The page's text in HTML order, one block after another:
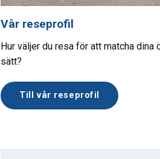
Vår reseprofil
Hur väljer du resa för att matcha dina
sätt?
Till vår reseprofil